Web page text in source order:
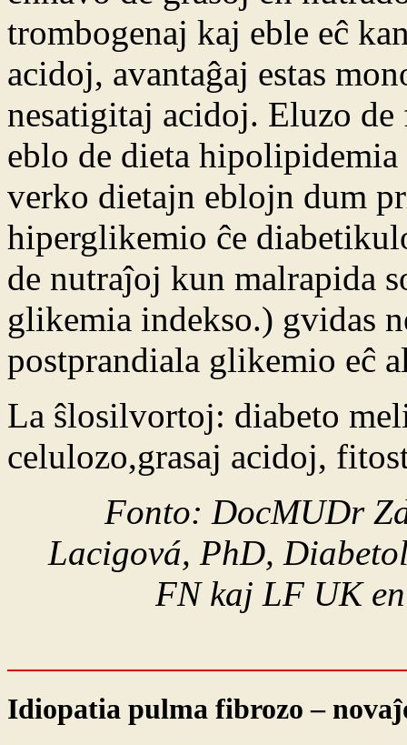
trombogenaj kaj eble eĉ
acidoj, avantaĝaj estas
nesatigitaj acidoj. Eluzo
eblo de dieta
verko dietajn eblojn dum
hiperglikemio ĉe
de nutraĵoj kun malrapida
glikemia indekso.) gvidas
postprandiala glikemio eĉ
La ŝlosilvortoj: diabeto
celulozo,grasaj acidoj,
Fonto: DocMUDr
Lacigová, PhD,
FN kaj LF UK
Idiopatia pulma fibrozo –